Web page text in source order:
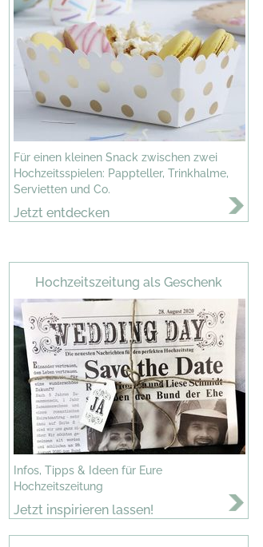
Für einen kleinen Snack zwischen zwei
Hochzeitsspielen: Pappteller, Trinkhalme,
Servietten und Co.
Jetzt entdecken
Hochzeitszeitung als Geschenk
Infos, Tipps & Ideen für Eure
Hochzeitszeitung
Jetzt inspirieren lassen!